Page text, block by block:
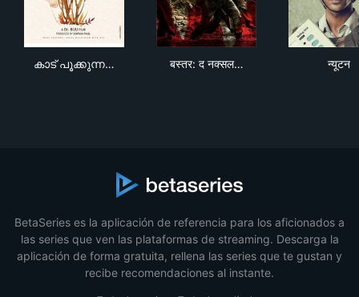
കാട് പൂക്കുന്ന… बस्तर: द नक्सल… न्यूटन
BetaSeries es la aplicación de referencia para los aficionados a
las series que ven las plataformas de streaming. Descarga la
aplicación de forma gratuita, rellena las series que te gustan y
recibe recomendaciones al instante.